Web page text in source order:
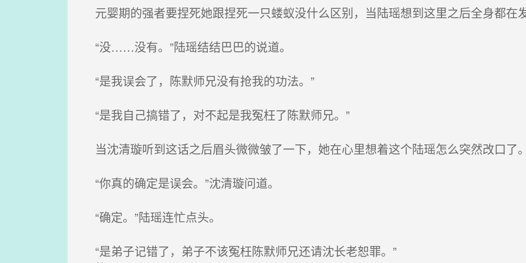
元婴期的强者要捏死她跟捏死一只蝼蚁没什么区别，当陆瑶想到这里之后全身都在发
“没……没有。”陆瑶结结巴巴的说道。
“是我误会了，陈默师兄没有抢我的功法。”
“是我自己搞错了，对不起是我冤枉了陈默师兄。”
当沈清璇听到这话之后眉头微微皱了一下，她在心里想着这个陆瑶怎么突然改口了。
“你真的确定是误会。”沈清璇问道。
“确定。”陆瑶连忙点头。
“是弟子记错了，弟子不该冤枉陈默师兄还请沈长老恕罪。”